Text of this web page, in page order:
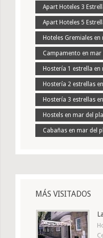
Apart Hoteles 3
Apart Hoteles 5
Hoteles Gremiales
Campamento en mar
Hostería 1 estrella en
Hostería 2 estrellas
Hostería 3 estrellas
Hostels en mar del
Cabañas en mar del
MÁS VISITADOS